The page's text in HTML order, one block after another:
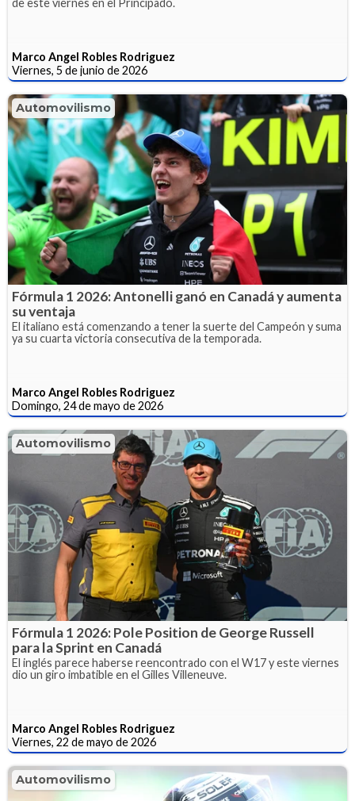
Marco Angel Robles Rodriguez
Viernes, 5 de junio de 2026
Automovilismo
Fórmula 1 2026: Antonelli ganó en Canadá y aumenta
su ventaja
El italiano está comenzando a tener la suerte del Campeón y suma
ya su cuarta victoria consecutiva de la temporada.
Marco Angel Robles Rodriguez
Domingo, 24 de mayo de 2026
Automovilismo
Fórmula 1 2026: Pole Position de George Russell
para la Sprint en Canadá
El inglés parece haberse reencontrado con el W17 y este viernes
dio un giro imbatible en el Gilles Villeneuve.
Marco Angel Robles Rodriguez
Viernes, 22 de mayo de 2026
Automovilismo